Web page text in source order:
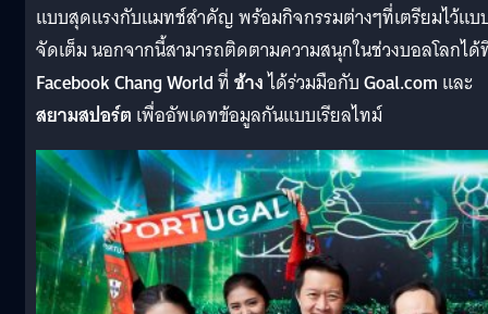
แบบสุดแรงกับแมทช์สำคัญ พร้อมกิจกรรมต่างๆที่เตรียมไว้แบ
จัดเต็ม นอกจากนี้สามารถติดตามความสนุกในช่วงบอลโลกได้
Facebook Chang Worldที่ช้างได้ร่วมมือกับGoal.com และ
สยามสปอร์ต เพื่ออัพเดทข้อมูลกันแบบเรียลไทม์